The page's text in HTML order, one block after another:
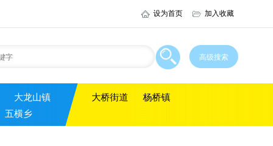
设为首页 加入收藏
大龙山镇
五横乡
大桥街道 杨桥镇